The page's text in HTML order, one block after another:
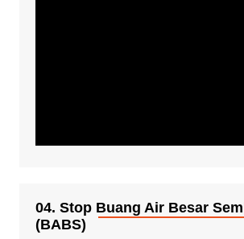
04. Stop Buang Air Besar
(BABS)